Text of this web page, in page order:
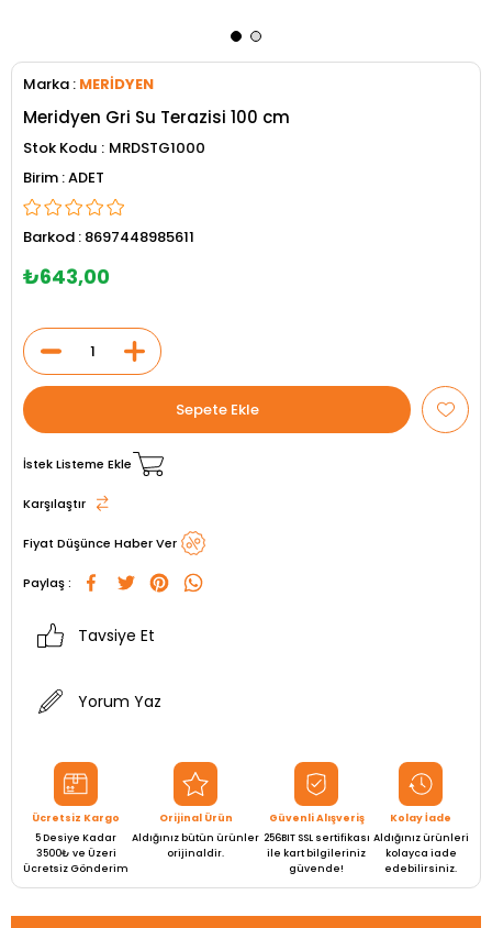
Marka : MERİDYEN
Meridyen Gri Su Terazisi 100 cm
Stok Kodu
MRDSTG1000
ADET
Barkod : 8697448985611
₺643,00
İstek Listeme Ekle
Karşılaştır
Fiyat Düşünce Haber Ver
Paylaş :
Tavsiye Et
Yorum Yaz
Ücretsiz Kargo
5 Desiye Kadar
3500₺ ve Üzeri
Ücretsiz Gönderim
Orijinal Ürün
Aldığınız bütün ürünler
orijinaldir.
Güvenli Alışveriş
256BIT SSL sertifikası
ile kart bilgileriniz
güvende!
Kolay İade
Aldığınız ürünleri
kolayca iade
edebilirsiniz.